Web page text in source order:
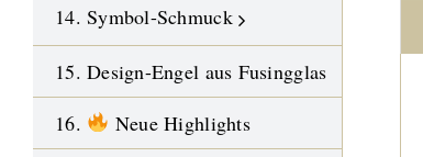
14. Symbol-Schmuck
15. Design-Engel aus Fusingglas
16.
Neue Highlights